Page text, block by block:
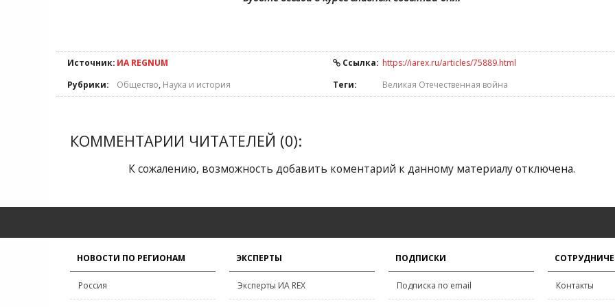
Источник: ИА REGNUM Ссылка: https://iarex.ru/articles/75889.html
Рубрики:
Общество, Наука и история Теги: Великая Отечественная война
КОММЕНТАРИИ ЧИТАТЕЛЕЙ (0):
К сожалению, возможность добавить коментарий к данному материалу отключена.
НОВОСТИ ПО РЕГИОНАМ
Россия
ЭКСПЕРТЫ
Эксперты ИА REX
ПОДПИСКИ
Подписка по email Контакты